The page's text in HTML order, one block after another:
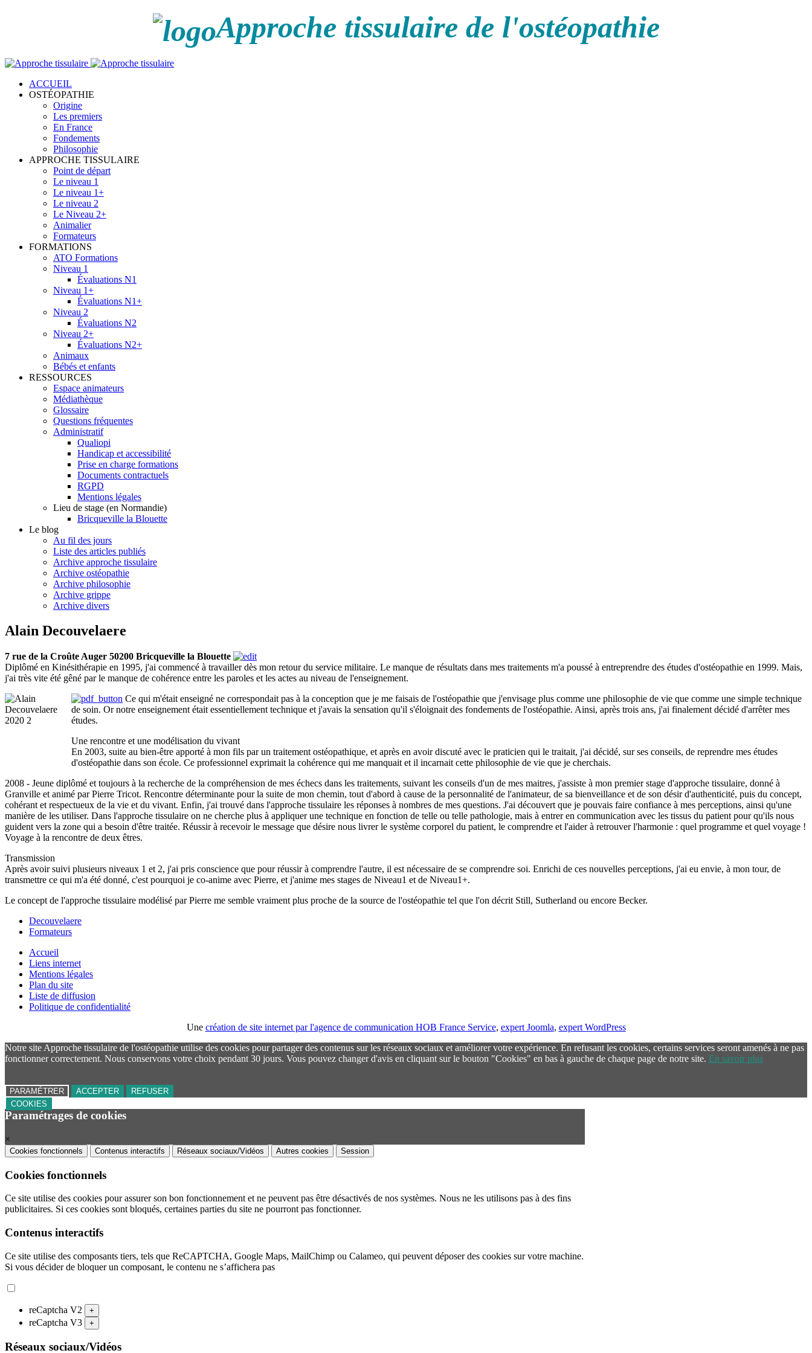
Approche tissulaire de l'ostéopathie
ACCUEIL
OSTÉOPATHIE
Origine
Les premiers
En France
Fondements
Philosophie
APPROCHE TISSULAIRE
Point de départ
Le niveau 1
Le niveau 1+
Le niveau 2
Le Niveau 2+
Animalier
Formateurs
FORMATIONS
ATO Formations
Niveau 1
Évaluations N1
Niveau 1+
Évaluations N1+
Niveau 2
Évaluations N2
Niveau 2+
Évaluations N2+
Animaux
Bébés et enfants
RESSOURCES
Espace animateurs
Médiathèque
Glossaire
Questions fréquentes
Administratif
Qualiopi
Handicap et accessibilité
Prise en charge formations
Documents contractuels
RGPD
Mentions légales
Lieu de stage (en Normandie)
Bricqueville la Blouette
Le blog
Au fil des jours
Liste des articles publiés
Archive approche tissulaire
Archive ostéopathie
Archive philosophie
Archive grippe
Archive divers
Alain Decouvelaere
7 rue de la Croûte Auger 50200 Bricqueville la Blouette
Diplômé en Kinésithérapie en 1995, j'ai commencé à travailler dès mon retour du service militaire. Le manque de résultats dans mes traitements m'a poussé à entreprendre des études d'ostéopathie en 1999. Mais,
j'ai très vite été gêné par le manque de cohérence entre les paroles et les actes au niveau de l'enseignement.
Ce qui m'était enseigné ne correspondait pas à la conception que je me faisais de l'ostéopathie que j'envisage plus comme une philosophie de vie que comme une simple technique
de soin. Or notre enseignement était essentiellement technique et j'avais la sensation qu'il s'éloignait des fondements de l'ostéopathie. Ainsi, après trois ans, j'ai finalement décidé d'arrêter mes
études.
Une rencontre et une modélisation du vivant
En 2003, suite au bien-être apporté à mon fils par un traitement ostéopathique, et après en avoir discuté avec le praticien qui le traitait, j'ai décidé, sur ses conseils, de reprendre mes études
d'ostéopathie dans son école. Ce professionnel exprimait la cohérence qui me manquait et il incarnait cette philosophie de vie que je cherchais.
2008 - Jeune diplômé et toujours à la recherche de la compréhension de mes échecs dans les traitements, suivant les conseils d'un de mes maitres, j'assiste à mon premier stage d'approche tissulaire, donné à
Granville et animé par Pierre Tricot. Rencontre déterminante pour la suite de mon chemin, tout d'abord à cause de la personnalité de l'animateur, de sa bienveillance et de son désir d'authenticité, puis du concept,
cohérant et respectueux de la vie et du vivant. Enfin, j'ai trouvé dans l'approche tissulaire les réponses à nombres de mes questions. J'ai découvert que je pouvais faire confiance à mes perceptions, ainsi qu'une
manière de les utiliser. Dans l'approche tissulaire on ne cherche plus à appliquer une technique en fonction de telle ou telle pathologie, mais à entrer en communication avec les tissus du patient pour qu'ils nous
guident vers la zone qui a besoin d'être traitée. Réussir à recevoir le message que désire nous livrer le système corporel du patient, le comprendre et l'aider à retrouver l'harmonie : quel programme et quel voyage !
Voyage à la rencontre de deux êtres.
Transmission
Après avoir suivi plusieurs niveaux 1 et 2, j'ai pris conscience que pour réussir à comprendre l'autre, il est nécessaire de se comprendre soi. Enrichi de ces nouvelles perceptions, j'ai eu envie, à mon tour, de
transmettre ce qui m'a été donné, c'est pourquoi je co-anime avec Pierre, et j'anime mes stages de Niveau1 et de Niveau1+.
Le concept de l'approche tissulaire modélisé par Pierre me semble vraiment plus proche de la source de l'ostéopathie tel que l'on décrit Still, Sutherland ou encore Becker.
Decouvelaere
Formateurs
Accueil
Liens internet
Mentions légales
Plan du site
Liste de diffusion
Politique de confidentialité
Une création de site internet par l'agence de communication HOB France Service, expert Joomla, expert WordPress
Notre site Approche tissulaire de l'ostéopathie utilise des cookies pour partager des contenus sur les réseaux sociaux et améliorer votre expérience. En refusant les cookies, certains services seront amenés à ne pas
fonctionner correctement. Nous conservons votre choix pendant 30 jours. Vous pouvez changer d'avis en cliquant sur le bouton "Cookies" en bas à gauche de chaque page de notre site. En savoir plus
PARAMÉTRER ACCEPTER
REFUSER
COOKIES
Paramétrages de cookies
×
Cookies fonctionnels Contenus interactifs Réseaux sociaux/Vidéos Autres cookies Session
Cookies fonctionnels
Ce site utilise des cookies pour assurer son bon fonctionnement et ne peuvent pas être désactivés de nos systèmes. Nous ne les utilisons pas à des fins
publicitaires. Si ces cookies sont bloqués, certaines parties du site ne pourront pas fonctionner.
Contenus interactifs
Ce site utilise des composants tiers, tels que ReCAPTCHA, Google Maps, MailChimp ou Calameo, qui peuvent déposer des cookies sur votre machine.
Si vous décider de bloquer un composant, le contenu ne s’affichera pas
reCaptcha V2 +
reCaptcha V3 +
Réseaux sociaux/Vidéos